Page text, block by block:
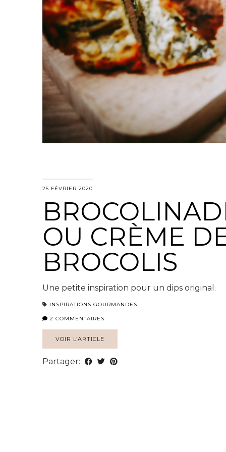
25 FÉVRIER 2020
OU CRÈME
BROCOLIS
Une petite inspiration pour un dips original.
INSPIRATIONS GOURMANDES
2 COMMENTAIRES
VOIR L’ARTICLE
Partager: